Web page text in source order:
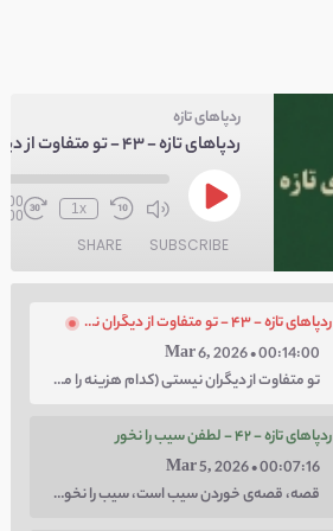
ردپاهای تازه
1x
SUBSCRIBE
SHARE
ردپاهای تازه - ۴۳ - تو متفاوت از دیگران نیستی
Mar 6, 2026 • 00:14:00
تو متفاوت از دیگران نیستی (کدام هزینه را می‌خواهی پرداخت کنی؛ هزینه‌ی چاق بودن یا لاغر بودن؟ با توهم متفاوت بودن کار را برای خودت سخت نکن.)
ردپاهای تازه - ۴۲ - لطفن سیب را نخور
Mar 5, 2026 • 00:07:16
قصه، قصه‌ی خوردن سیب است، سیب را نخور، اعتماد کن.